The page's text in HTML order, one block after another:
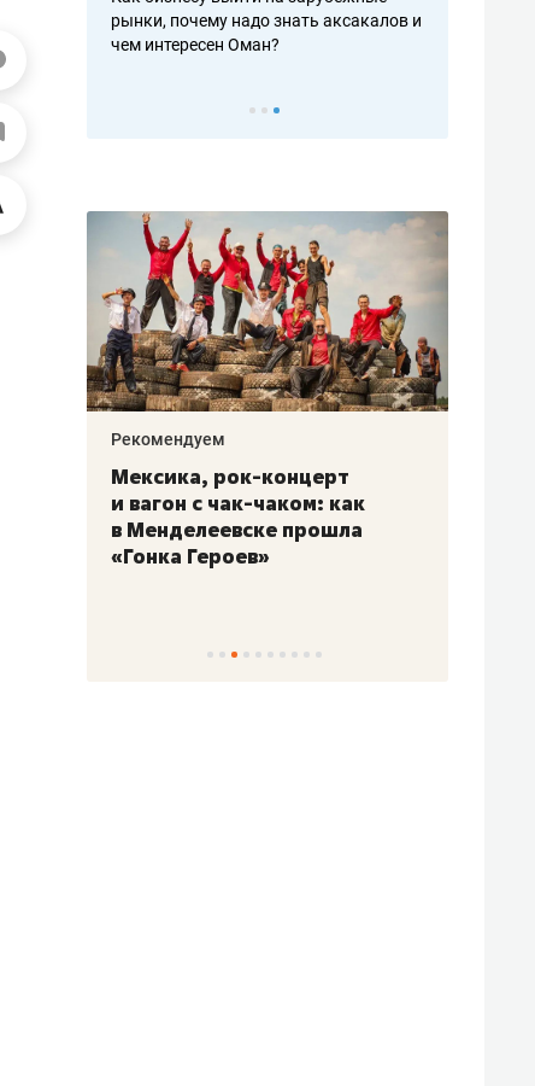
рынки, почему надо знать аксакалов и
чем интересен Оман?
Рекомендуем
Мексика, рок-концерт
и вагон с чак-чаком: как
в Менделеевске прошла
«Гонка Героев»